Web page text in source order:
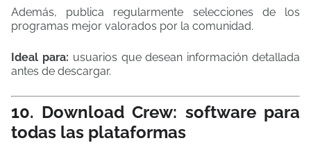
Además, publica regularmente selecciones de los
programas mejor valorados por la comunidad.
Ideal para: usuarios que desean información detallada
antes de descargar.
10. Download Crew: software para
todas las plataformas